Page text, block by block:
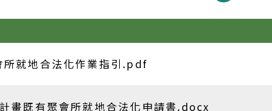
所就地合法化作業指引.pdf
畫既有聚會所就地合法化申請書.docx